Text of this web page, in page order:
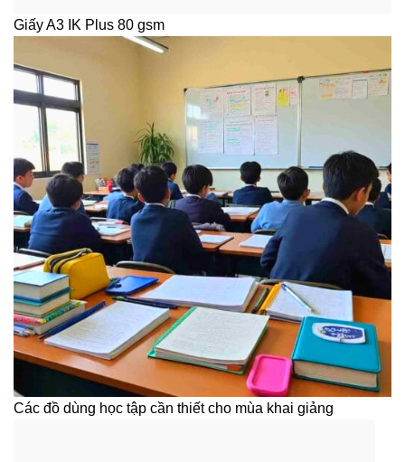
Giấy A3 IK Plus 80 gsm
Các đồ dùng học tập cần thiết cho mùa khai giảng